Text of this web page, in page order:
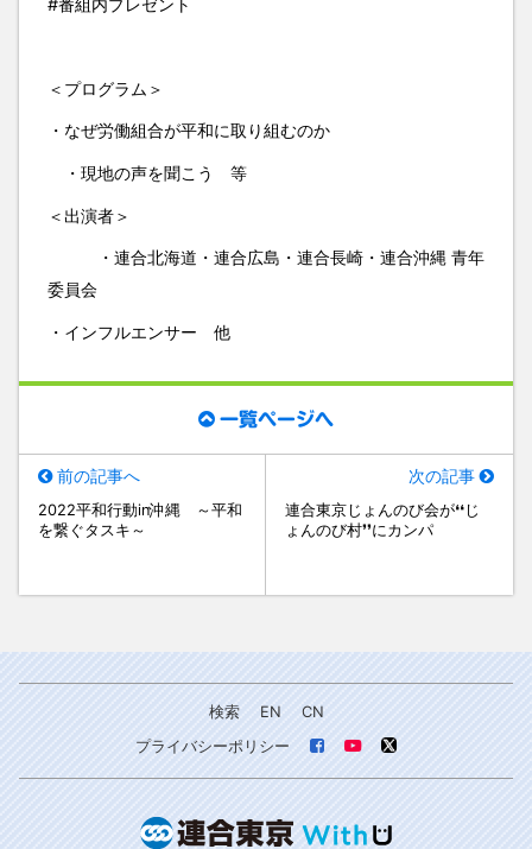
＜プログラム＞
・なぜ労働組合が平和に取り組むのか
・現地の声を聞こう 等
＜出演者＞
・連合北海道・連合広島・連合長崎・連合沖縄 青年
委員会
・インフルエンサー 他
一覧ページへ
前の記事へ
2022平和行動in沖縄 ～平和
を繋ぐタスキ～
次の記事
連合東京じょんのび会が❛❛じ
ょんのび村❜❜にカンパ
検索 EN
CN
プライバシーポリシー